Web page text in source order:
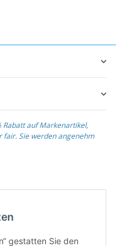
Rabatt auf Markenartikel,
fair. Sie werden angenehm
gestatten Sie den